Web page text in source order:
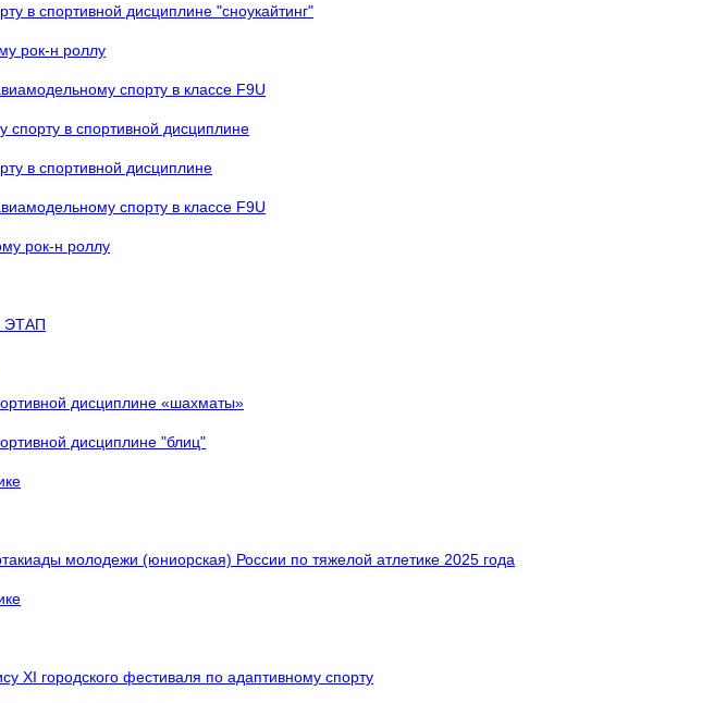
в спортивной дисциплине "сноукайтинг"
рок-н роллу
спорту в классе F9U
спорту в спортивной дисциплине
в спортивной дисциплине
спорту в классе F9U
рок-н роллу
ЭТАП
дисциплине «шахматы»
дисциплине "блиц"
молодежи (юниорская) России по тяжелой атлетике 2025 года
ХI городского фестиваля по адаптивному спорту